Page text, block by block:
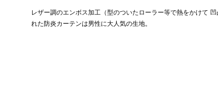
レザー調のエンボス加工（型のついたローラー等で熱をかけて
れた防炎カーテンは男性に大人気の生地。